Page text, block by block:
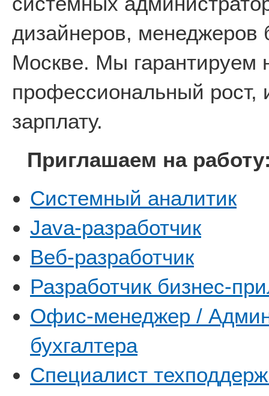
дизайнеров, менеджеров
Москве. Мы гарантируем
профессиональный рост,
зарплату.
Приглашаем на
Системный аналитик
Java-разработчик
Веб-разработчик
Разработчик бизнес-
Офис-менеджер /
бухгалтера
Специалист